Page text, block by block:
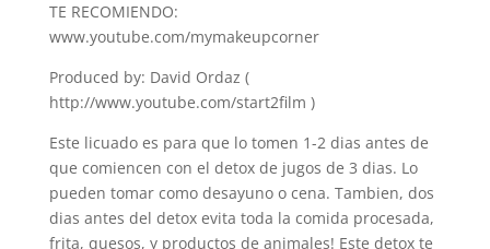
TE RECOMIENDO:
www.youtube.com/mymakeupcorner
Produced by: David Ordaz (
http://www.youtube.com/start2film )
Este licuado es para que lo tomen 1-2 dias antes de
que comiencen con el detox de jugos de 3 dias. Lo
pueden tomar como desayuno o cena. Tambien, dos
dias antes del detox evita toda la comida procesada,
frita, quesos, y productos de animales! Este detox te